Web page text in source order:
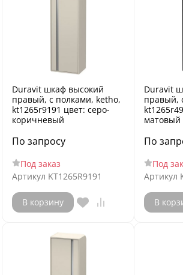
Duravit шкаф высокий
правый, с полками, ketho,
kt1265r9191 цвет: серо-
коричневый
По запросу
Под заказ
Артикул KT1265R9191
В корзину
Duravit
правый,
матовый
По
Под
Артикул
В